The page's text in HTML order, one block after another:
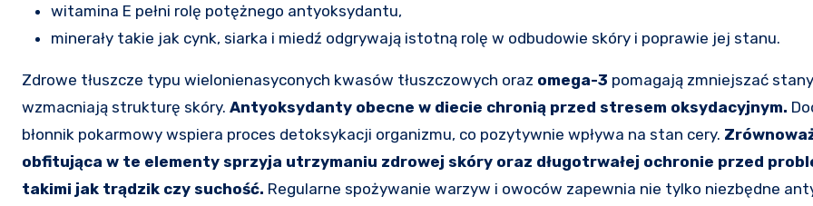
witamina E pełni rolę potężnego antyoksydantu,
minerały takie jak cynk, siarka i miedź odgrywają istotną rolę w odbudowie skóry i poprawie jej stanu.
Zdrowe tłuszcze typu wielonienasyconych kwasów tłuszczowych oraz omega-3 pomagają zmniejszać
wzmacniają strukturę skóry. Antyoksydanty obecne w diecie chronią przed stresem oksydacyjnym.
błonnik pokarmowy wspiera proces detoksykacji organizmu, co pozytywnie wpływa na stan cery.
obfitująca w te elementy sprzyja utrzymaniu zdrowej skóry oraz długotrwałej ochronie przed
takimi jak trądzik czy suchość. Regularne spożywanie warzyw i owoców zapewnia nie tylko niezbędne